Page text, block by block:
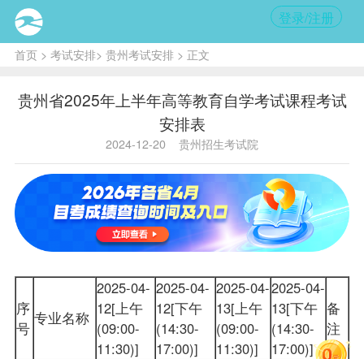
登录/注册
首页> 考试安排> 贵州考试安排> 正文
贵州省2025年上半年高等教育自学考试课程考试
安排表
2024-12-20 贵州招生考试院
序
号
专业名称
2025-04-
12[上午
(09:00-
11:30)]
2025-04-
12[下午
(14:30-
17:00)]
2025-04-
13[上午
(09:00-
11:30)]
2025-04-
13[下午
(14:30-
17:00)]
备
注